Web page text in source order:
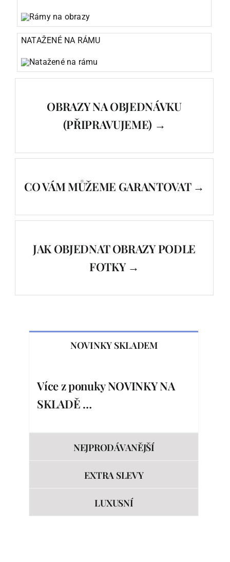
NATAŽENÉ NA RÁMU
OBRAZY NA OBJEDNÁVKU
(PŘIPRAVUJEME) →
CO VÁM MŮŽEME GARANTOVAT →
JAK OBJEDNAT OBRAZY PODLE
FOTKY →
NOVINKY SKLADEM
Více z ponuky NOVINKY NA
SKLADĚ …
NEJPRODÁVANĚJŠÍ
EXTRA SLEVY
LUXUSNÍ